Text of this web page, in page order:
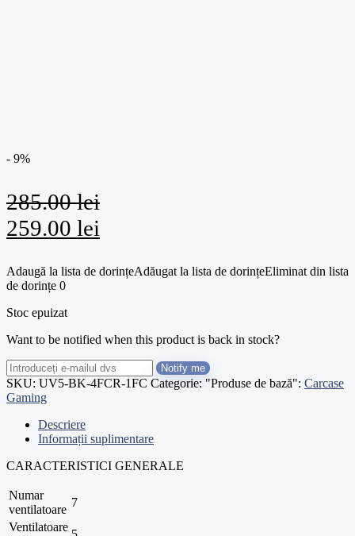
- 9%
285.00lei
Prețul
a
fost:
285.00 lei.
259.00 lei
este:
Adaugă la lista de dorințeAdăugat la lista de dorințeEliminat din lista
de dorințe 0
Stoc epuizat
Want to be notified when this product is back in stock?
Notify me
SKU: UV5-BK-4FCR-1FC Categorie: "Produse de bază": Carcase
Gaming
Descriere
Informații suplimentare
CARACTERISTICI GENERALE
Numar
ventilatoare
7
Ventilatoare